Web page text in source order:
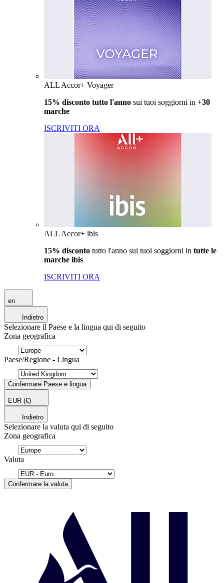
ALL Accor+ Voyager
15% disconto tutto l'anno sui tuoi soggiorni in +30
marche
ISCRIVITI ORA
ALL Accor+ ibis
15% disconto tutto l'anno sui tuoi soggiorni in tutte le
marche ibis
ISCRIVITI ORA
en
Indietro
Selezionare il Paese e la lingua qui di seguito
Zona geografica
Paese/Regione - Lingua
Confermare Paese e lingua
EUR (€)
Indietro
Selezionare la valuta qui di seguito
Zona geografica
Valuta
Confermare la valuta